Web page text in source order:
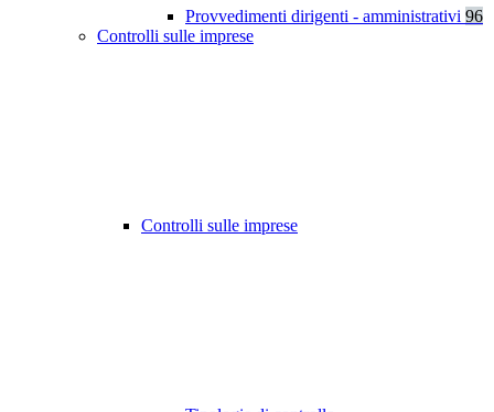
Provvedimenti dirigenti - amministrativi 96
Controlli sulle imprese
Controlli sulle imprese